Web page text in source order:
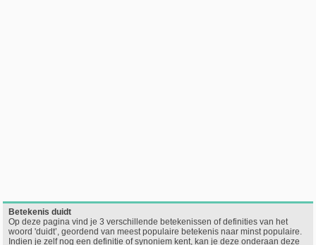
Betekenis duidt
Op deze pagina vind je 3 verschillende betekenissen of definities van het
woord 'duidt’, geordend van meest populaire betekenis naar minst populaire.
Indien je zelf nog een definitie of synoniem kent, kan je deze onderaan deze